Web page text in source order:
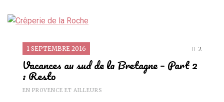
1 SEPTEMBRE 2016 2
Vacances au sud de la Bretagne – Part 2
: Resto
EN PROVENCE ET AILLEURS